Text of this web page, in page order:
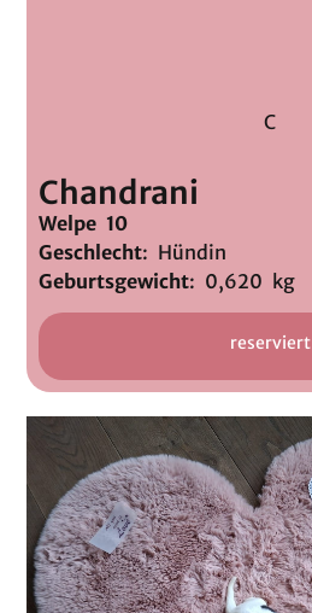
C
Chandrani
Welpe 10
Geschlecht: Hündin
Geburtsgewicht: 0,620 kg
reserviert